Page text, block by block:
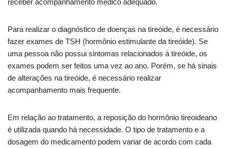
receber acompanhamento médico adequado.
Para realizar o diagnóstico de doenças na tireóide, é necessário
fazer exames de TSH (hormônio estimulante da tireóide). Se
uma pessoa não possui sintomas relacionados à tireóide, os
exames podem ser feitos uma vez ao ano. Porém, se há sinais
de alterações na tireóide, é necessário realizar
acompanhamento mais frequente.
Em relação ao tratamento, a reposição do hormônio tireoideano
é utilizada quando há necessidade. O tipo de tratamento e a
dosagem do medicamento podem variar de acordo com cada